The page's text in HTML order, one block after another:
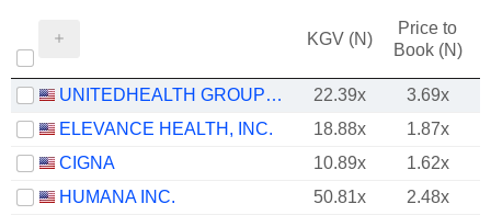
KGV (N)
Price to
Book (N)
UNITEDHEALTH GROUP INC. 22.39x
3.69x
ELEVANCE HEALTH, INC.
18.88x
1.87x
CIGNA
10.89x
1.62x
HUMANA INC.
50.81x
2.48x